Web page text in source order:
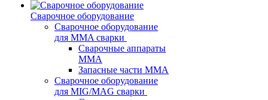
Сварочное оборудование
Сварочное оборудование
для MMA сварки
Сварочные аппараты
MMA
Запасные части MMA
Сварочное оборудование
для MIG/MAG сварки